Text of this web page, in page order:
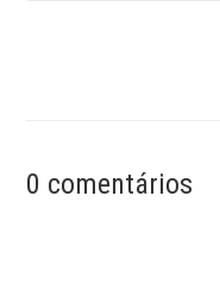
0 comentários